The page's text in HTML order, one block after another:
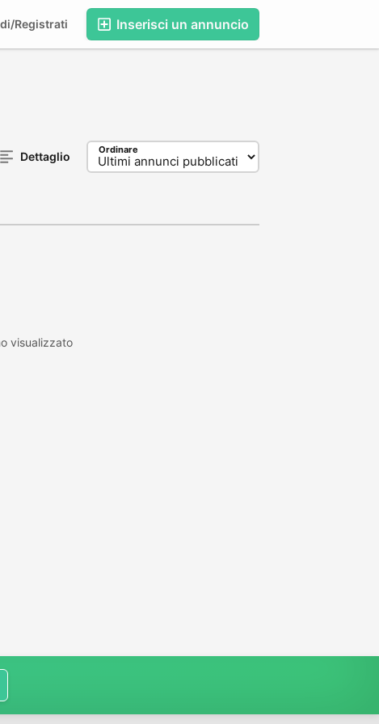
Inserisci un annuncio
Registrati
Dettaglio Ordinare
visualizzato